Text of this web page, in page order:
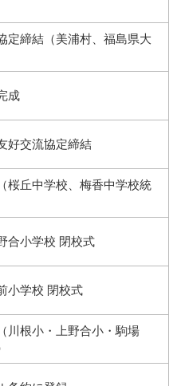
定締結（美浦村、福島県大
成
好交流協定締結
桜丘中学校、梅香中学校統
合小学校 閉校式
小学校 閉校式
川根小・上野合小・駒場